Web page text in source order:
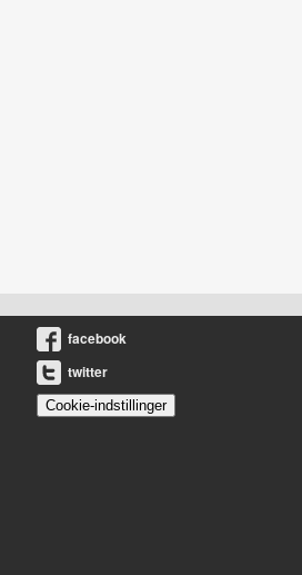
facebook
twitter
Cookie-indstillinger